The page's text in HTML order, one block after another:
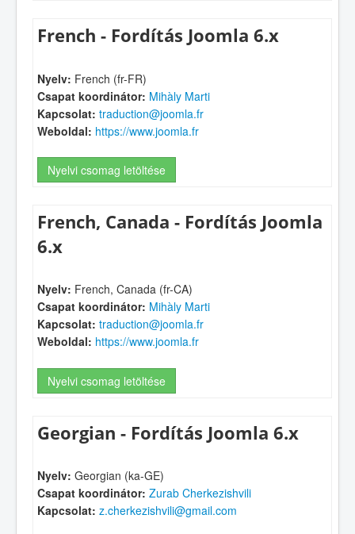
French - Fordítás Joomla 6.x
Nyelv: French (fr-FR)
Csapat koordinátor: Mihàly Marti
Kapcsolat: traduction@joomla.fr
Weboldal: https://www.joomla.fr
Nyelvi csomag letöltése
French, Canada - Fordítás Joomla
6.x
Nyelv: French, Canada (fr-CA)
Csapat koordinátor: Mihàly Marti
Kapcsolat: traduction@joomla.fr
Weboldal: https://www.joomla.fr
Nyelvi csomag letöltése
Georgian - Fordítás Joomla 6.x
Nyelv: Georgian (ka-GE)
Csapat koordinátor: Zurab Cherkezishvili
Kapcsolat: z.cherkezishvili@gmail.com